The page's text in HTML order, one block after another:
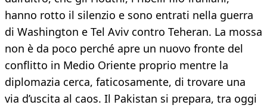
hanno rotto il silenzio e sono entrati nella guerra
di Washington e Tel Aviv contro Teheran. La mossa
non è da poco perché apre un nuovo fronte del
conflitto in Medio Oriente proprio mentre la
diplomazia cerca, faticosamente, di trovare una
via d’uscita al caos. Il Pakistan si prepara, tra oggi